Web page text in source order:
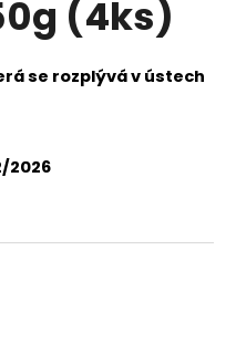
(4ks)
se rozplývá v ústech
2026